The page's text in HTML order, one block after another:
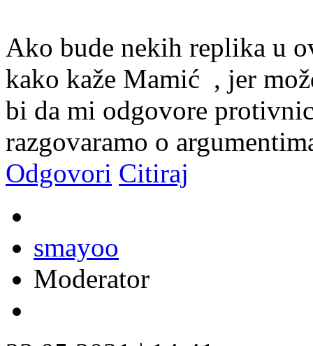
Ako bude nekih replika u
kako kaže Mamić , jer
bi da mi odgovore
razgovaramo o
Odgovori Citiraj
smayoo
Moderator